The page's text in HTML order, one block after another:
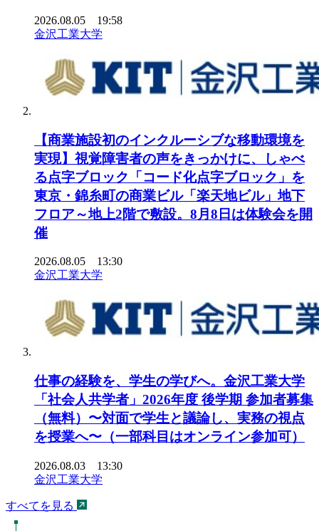
2026.08.05 19:58
金沢工業大学
【商業施設初のインクルーシブな移動環境を
実現】視覚障害者の声をきっかけに、しゃべ
る点字ブロック「コード化点字ブロック」を
東京・錦糸町の商業ビル「楽天地ビル」地下
フロア～地上2階で敷設。8月8日は体験会を開
催
2026.08.05 13:30
金沢工業大学
仕事の経験を、学生の学びへ。金沢工業大学
「社会人共学者」2026年度 後学期 参加者募集
（無料）〜対面で学生と議論し、実務の視点
を授業へ〜（一部科目はオンライン参加可）
2026.08.03 13:30
金沢工業大学
すべてを見る